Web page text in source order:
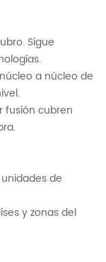
Sigue
a núcleo de
fusión cubren
de
y zonas del